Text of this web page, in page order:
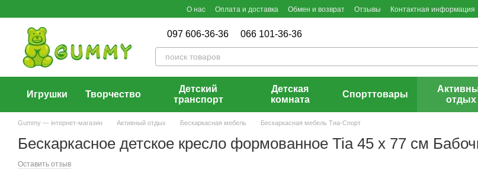
О нас Оплата и доставка Обмен и возврат Отзывы Контактная информация
097 606-36-36 066 101-36-36
Игрушки Творчество
Детский
транспорт
Детская
комната
Спорттовары
отдых
Gummy — інтернет-магазин Активный отдых Бескаркасная мебель Бескаркасная мебель Тиа-Спорт
Бескаркасное детское кресло формованное Tia 45 х 77 см
Оставить отзыв